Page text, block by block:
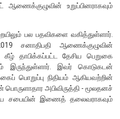
உறுப்பினராகவும்
பல பதவிகளை வகித்துள்ளார்.
சனாதிபதி ஆணைக்குழுவின்
கீழ் தாபிக்கப்பட்ட தேசிய பெறுகை
இருந்துள்ளார். இவர் கொடுகடன்
பொறுப்பு நிதியம் ஆகியவற்றின்
அபிவிருத்தி - மூலதனச்
சபையின் இணைத் தலைவராகவும்